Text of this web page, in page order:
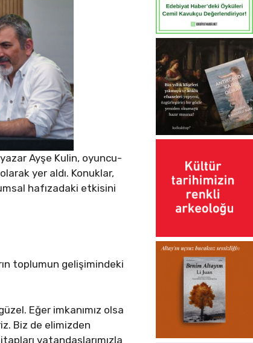
Ayşe Kulin, oyuncu-
yer aldı. Konuklar,
hafızadaki etkisini
toplumun gelişimindeki
Eğer imkanımız olsa
Biz de elimizden
vatandaşlarımızla